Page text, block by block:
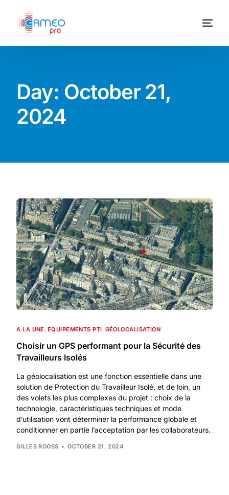
Day: October 21,
2024
A LA UNE , EQUIPEMENTS PTI, GÉOLOCALISATION
Choisir un GPS performant pour la Sécurité des
Travailleurs Isolés
La géolocalisation est une fonction essentielle dans une
solution de Protection du Travailleur Isolé, et de loin, un
des volets les plus complexes du projet : choix de la
technologie, caractéristiques techniques et mode
d’utilisation vont déterminer la performance globale et
conditionner en partie l’acceptation par les collaborateurs.
GILLES ROOSS OCTOBER 21, 2024